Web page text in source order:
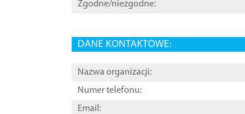
Zgodne/niezgodne:
DANE KONTAKTOWE:
Nazwa organizacji:
Numer telefonu:
Email: